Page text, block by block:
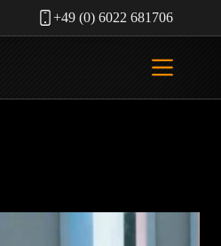
+49 (0) 6022 681706